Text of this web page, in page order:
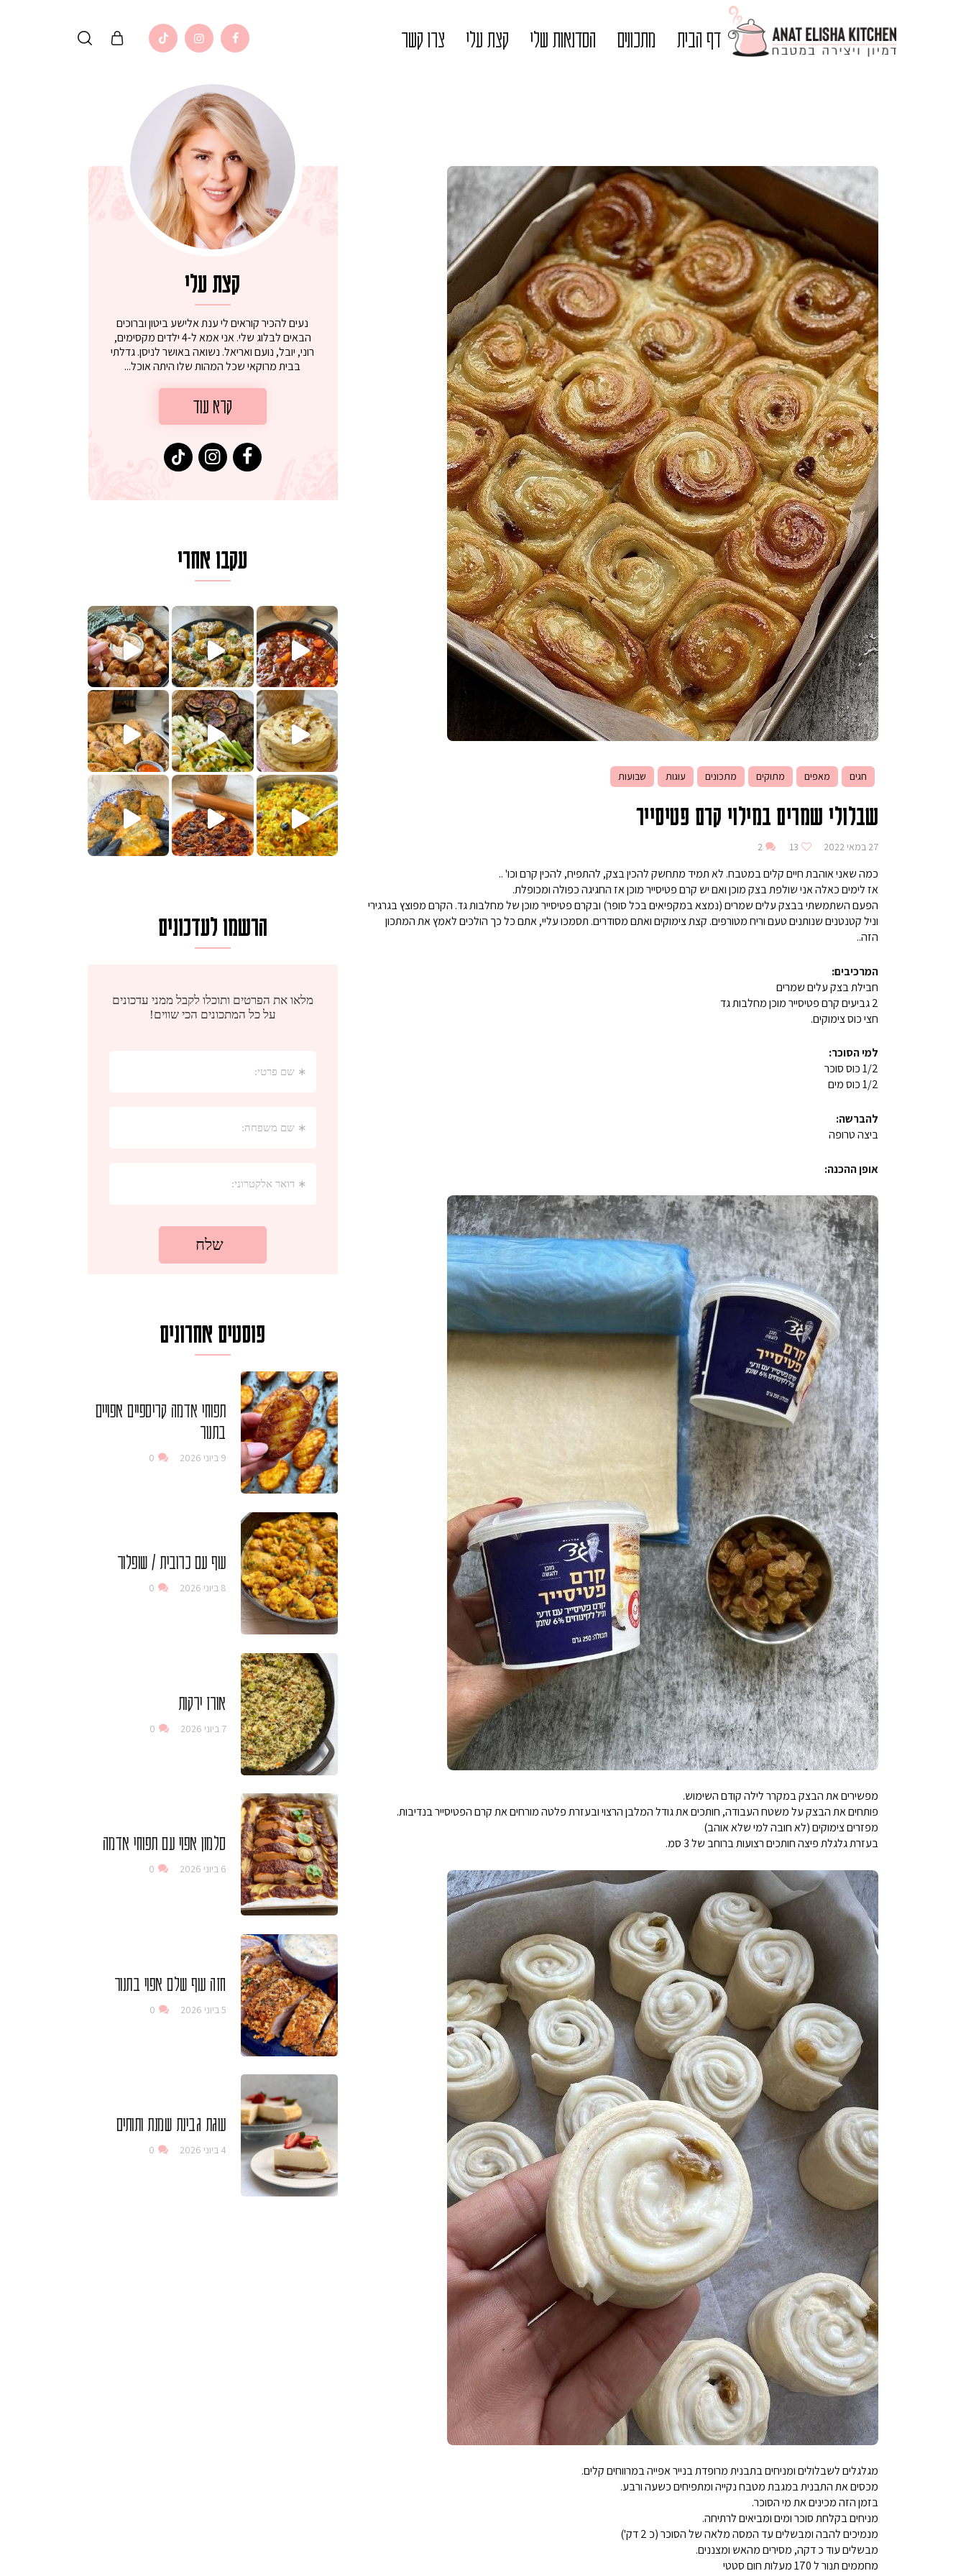
דף הבית מתכונים הסדנאות שלי קצת עלי צרו קשר
חגים מאפים מתוקים מתכונים עוגות שבועות
שבלולי שמרים במילוי קרם פטיסייר
27 במאי 2022 13
2
כמה שאני אוהבת חיים קלים במטבח. לא תמיד מתחשק להכין בצק, להתפיח, להכין קרם וכו' ..
אז לימים כאלה אני שולפת בצק מוכן ואם יש קרם פטיסייר מוכן אז החגיגה כפולה ומכופלת.
הפעם השתמשתי בבצק עלים שמרים (נמצא במקפיאים בכל סופר) ובקרם פטיסייר מוכן של מחלבות גד. הקרם מפוצץ בגרגירי
וניל קטנטנים שנותנים טעם וריח מטורפים. קצת צימוקים ואתם מסודרים. תסמכו עליי, אתם כל כך הולכים לאמץ את המתכון
הזה..
המרכיבים:
חבילת בצק עלים שמרים
2 גביעים קרם פטיסייר מוכן מחלבות גד
חצי כוס צימוקים.
למי הסוכר:
1/2 כוס סוכר
1/2 כוס מים
להברשה:
ביצה טרופה
אופן ההכנה:
מפשירים את הבצק במקרר לילה קודם השימוש.
פותחים את הבצק על משטח העבודה, חותכים את גודל המלבן הרצוי ובעזרת פלטה מורחים את קרם הפטיסייר בנדיבות.
מפזרים צימוקים (לא חובה למי שלא אוהב)
בעזרת גלגלת פיצה חותכים רצועות ברוחב של 3 סמ.
מגלגלים לשבלולים ומניחים בתבנית מרופדת בנייר אפייה במרווחים קלים.
מכסים את התבנית במגבת מטבח נקייה ומתפיחים כשעה ורבע.
בזמן הזה מכינים את מי הסוכר.
מניחים בקלחת סוכר ומים ומביאים לרתיחה.
מנמיכים להבה ומבשלים עד המסה מלאה של הסוכר (כ 2 דק')
מבשלים עוד כ דקה, מסירים מהאש ומצננים.
מחממים תנור ל 170 מעלות חום סטטי
קצת עלי
נעים להכיר קוראים לי ענת אלישע ביטון וברוכים
הבאים לבלוג שלי. אני אמא ל-4 ילדים מקסימים,
רוני, יובל, נועם ואריאל. נשואה באושר לניסן. גדלתי
בבית מרוקאי שכל המהות שלו היתה אוכל...
קרא עוד
עקבו אחרי
תבשיל גולש לכבוד שבת קודש, מתכון חדש . גולש המר
קלחי תירס צרובים על מחבת עם גבינה בולגרית מעודנת מ
נשנושי פרגיות קריספיים ממכרים שמכינים בכמה דקות עב
לחם מחבת שהוא שילוב של מופלטה וספינז׳, רעיון מעול
⁨ סביח מפורק כי צריך לאכול משהו אז מה בשבילכם? בפ
פסטל טוניסאי לתשעת הימים, חשבתי מה לחדש לכם ונראה
למתכון
פיצה של תשעת הימים ולמה היא נקראת ככה? ההסבר בסרטו
מז׳ווז׳ין או בתרגום לעברית, מחותניםמתכון ראש
הרשמו לעדכונים
פוסטים אחרונים
תפוחי אדמה קריספיים אפויים
בתנור
9 ביוני 2026 0
עוף עם כרובית / שופלור
8 ביוני 2026 0
אורז ירקות
7 ביוני 2026 0
סלמון אפוי עם תפוחי אדמה
6 ביוני 2026 0
חזה עוף שלם אפוי בתנור
5 ביוני 2026 0
עוגת גבינת שמנת ותותים
4 ביוני 2026 0